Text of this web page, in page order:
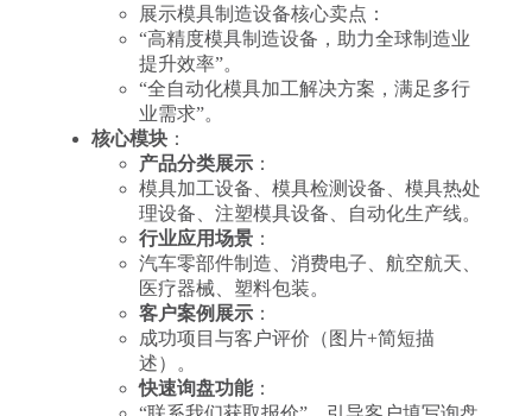
展示模具制造设备核心卖点：
“高精度模具制造设备，助力全球制造业
提升效率”。
“全自动化模具加工解决方案，满足多行
业需求”。
核心模块：
产品分类展示：
模具加工设备、模具检测设备、模具热处
理设备、注塑模具设备、自动化生产线。
行业应用场景：
汽车零部件制造、消费电子、航空航天、
医疗器械、塑料包装。
客户案例展示：
成功项目与客户评价（图片+简短描
述）。
快速询盘功能：